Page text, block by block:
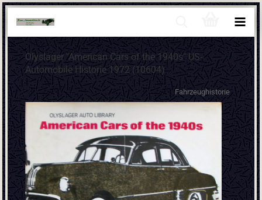
Olyslager "American Cars of the 1940s" US-
Automobile Historie 1972 (10604)
Fahrzeughistorie